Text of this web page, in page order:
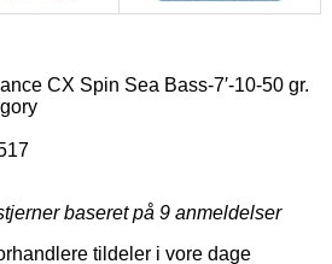
CX Spin Sea Bass-7′-10-50 gr.
baseret på 9 anmeldelser
tildeler i vore dage